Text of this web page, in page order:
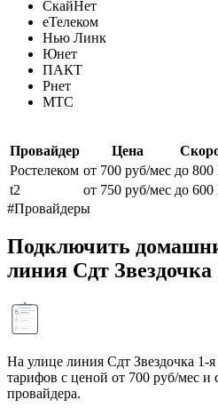
СкайНет
еТелеком
Нью Линк
Юнет
ПАКТ
Рнет
МТС
Провайдер Цена
Ростелеком от 700 руб/мес до
t2
от 750 руб/мес до
#Провайдеры
Подключить
линия Сдт Звездочка
На улице линия Сдт Звездочка 1-
тарифов с ценой от 700 руб/мес и
провайдера.